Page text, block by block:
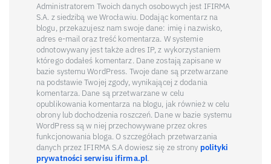
Administratorem Twoich danych osobowych jest IFIRMA
S.A. z siedzibą we Wrocławiu. Dodając komentarz na
blogu, przekazujesz nam swoje dane: imię i nazwisko,
adres e-mail oraz treść komentarza. W systemie
odnotowywany jest także adres IP, z wykorzystaniem
którego dodałeś komentarz. Dane zostają zapisane w
bazie systemu WordPress. Twoje dane są przetwarzane
na podstawie Twojej zgody, wynikającej z dodania
komentarza. Dane są przetwarzane w celu
opublikowania komentarza na blogu, jak również w celu
obrony lub dochodzenia roszczeń. Dane w bazie systemu
WordPress są w niej przechowywane przez okres
funkcjonowania bloga. O szczegółach przetwarzania
danych przez IFIRMA S.A dowiesz się ze strony polityki
prywatności serwisu ifirma.pl.